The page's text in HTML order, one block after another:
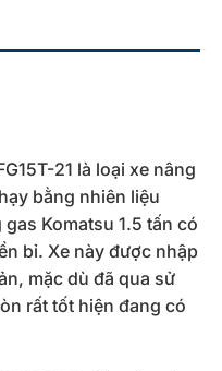
21 là loại xe nâng
bằng nhiên liệu
Komatsu 1.5 tấn có
bỉ. Xe này được nhập
mặc dù đã qua sử
rất tốt hiện đang có